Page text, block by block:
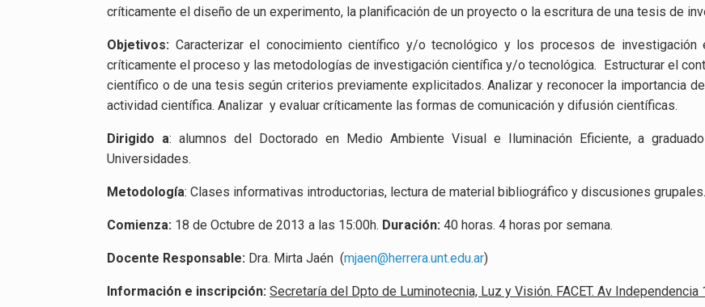
críticamente el diseño de un experimento, la planificación de un proyecto o la escritura de una tesis de
Objetivos: Caracterizar el conocimiento científico y/o tecnológico y los procesos de
críticamente el proceso y las metodologías de investigación científica y/o tecnológica. Estructurar el
científico o de una tesis según criterios previamente explicitados. Analizar y reconocer la importancia
actividad científica. Analizar y evaluar críticamente las formas de comunicación y difusión científicas.
Dirigido a: alumnos del Doctorado en Medio Ambiente Visual e Iluminación Eficiente, a
Universidades.
Metodología: Clases informativas introductorias, lectura de material bibliográfico y discusiones
Comienza: 18 de Octubre de 2013 a las 15:00h. Duración: 40 horas. 4 horas por semana.
Docente Responsable: Dra. Mirta Jaén (mjaen@herrera.unt.edu.ar)
Información e inscripción: Secretaría del Dpto de Luminotecnia, Luz y Visión. FACET. Av Independencia